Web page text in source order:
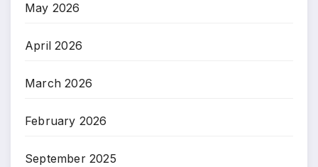
May 2026
April 2026
March 2026
February 2026
September 2025